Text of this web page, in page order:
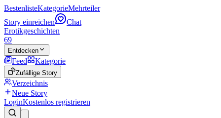
BestenlisteKategorieMehrteiler
Story einreichen
Chat
Erotikgeschichten
69
Entdecken
Feed Kategorie
Zufällige Story
Verzeichnis
Neue Story
LoginKostenlos registrieren